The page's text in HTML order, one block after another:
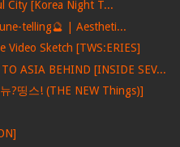
City [Korea Night T...
telling🔮 | Aestheti...
Video Sketch [TWS:ERIES]
TO ASIA BEHIND [INSIDE SEV...
?띵스! (THE NEW Things)]